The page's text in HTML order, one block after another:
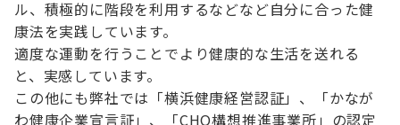
ル、積極的に階段を利用するなどなど自分に合った健
康法を実践しています。
適度な運動を行うことでより健康的な生活を送れる
と、実感しています。
この他にも弊社では「横浜健康経営認証」、「かなが
わ健康企業宣言証」、「CHO構想推進事業所」の認定